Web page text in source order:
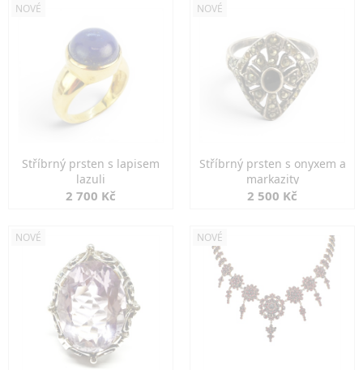
NOVÉ
Stříbrný prsten s lapisem
lazuli
2 700 Kč
NOVÉ
Stříbrný prsten s onyxem a
markazity
2 500 Kč
NOVÉ NOVÉ